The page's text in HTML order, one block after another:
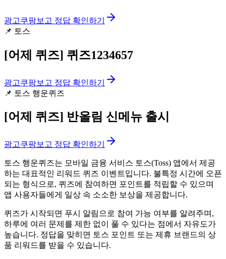
광고쿠팡보고 정답 확인하기
📌 토스
[어제 퀴즈] 퀴즈1234657
광고쿠팡보고 정답 확인하기
📌 토스 행운퀴즈
[어제 퀴즈] 반올림 신메뉴 출시
광고쿠팡보고 정답 확인하기
토스 행운퀴즈는 모바일 금융 서비스 토스(Toss) 앱에서 제공
하는 대표적인 리워드 퀴즈 이벤트입니다. 불특정 시간에 오픈
되는 형식으로, 퀴즈에 참여하면 포인트를 적립할 수 있으며
앱 사용자들에게 일상 속 소소한 보상을 제공합니다.
퀴즈가 시작되면 푸시 알림으로 참여 가능 여부를 알려주며,
하루에 여러 문제를 제한 없이 풀 수 있다는 점에서 자유도가
높습니다. 정답을 맞히면 토스 포인트 또는 제휴 브랜드의 상
품 리워드를 받을 수 있습니다.